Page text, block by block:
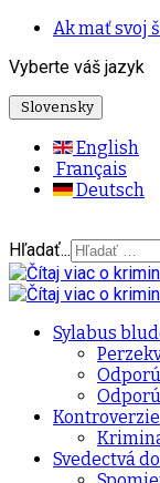
Ak mať svoj
Vyberte váš jazyk
Slovensky
English
Français
Deutsch
Hľadať...
Sylabus
Kontroverzie
Svedectvá